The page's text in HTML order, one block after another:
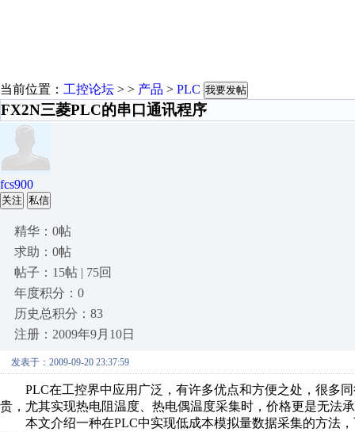
当前位置： 工控论坛 > > 产品 > PLC 我要发帖
FX2N三菱PLC的串口通讯程序
fcs900
关注 私信
精华：0帖
求助：0帖
帖子：15帖 | 75回
年度积分：0
历史总积分：83
注册：2009年9月10日
发表于：2009-09-20 23:37:59
PLC在工控界中应用广泛，有许多优点和方便之处，很多同
贵，尤其实现热电阻温度、热电偶温度采集时，价格更是无法
本文介绍一种在PLC中实现低成本模拟量数据采集的方法，